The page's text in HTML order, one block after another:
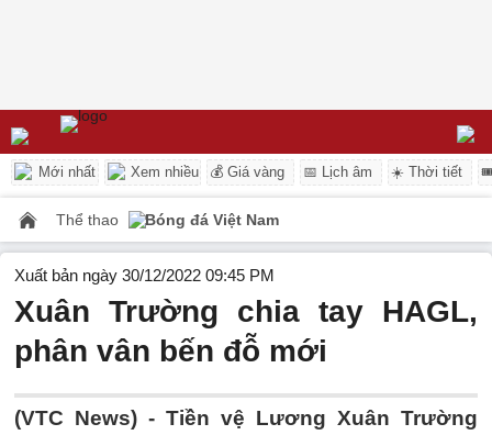
Mới nhất Xem nhiều 💰 Giá vàng 📅 Lịch âm ☀️ Thời tiết
Thể thao Bóng đá Việt Nam
Xuất bản ngày 30/12/2022 09:45 PM
Xuân Trường chia tay HAGL,
phân vân bến đỗ mới
(VTC News) - Tiền vệ Lương Xuân Trường